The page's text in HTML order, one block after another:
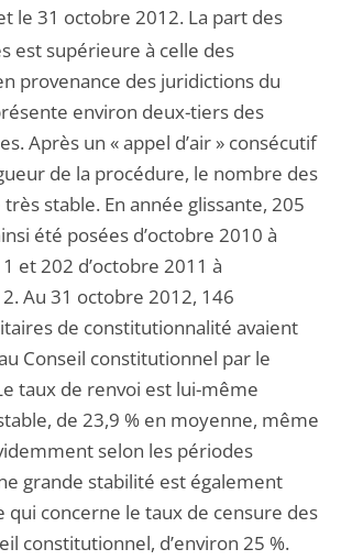
le 31 octobre 2012. La part des
est supérieure à celle des
provenance des juridictions du
environ deux-tiers des
Après un « appel d’air » consécutif
de la procédure, le nombre des
stable. En année glissante, 205
été posées d’octobre 2010 à
et 202 d’octobre 2011 à
Au 31 octobre 2012, 146
de constitutionnalité avaient
Conseil constitutionnel par le
taux de renvoi est lui-même
de 23,9 % en moyenne, même
selon les périodes
grande stabilité est également
qui concerne le taux de censure des
constitutionnel, d’environ 25 %.